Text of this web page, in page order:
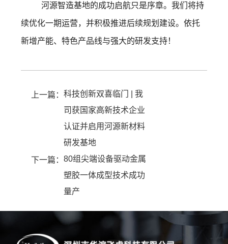
河源智造基地的成功启航只是序章。我们将持
续优化一期运营，并积极推进后续规划建设。依托
新增产能、特色产品线与强大的研发支持！
上一篇： 科技创新双喜临门 | 我
司获国家高新技术企业
认证并启用河源新材料
研发基地
下一篇： 80组尖端设备驱动金属
塑胶一体成型技术成功
量产